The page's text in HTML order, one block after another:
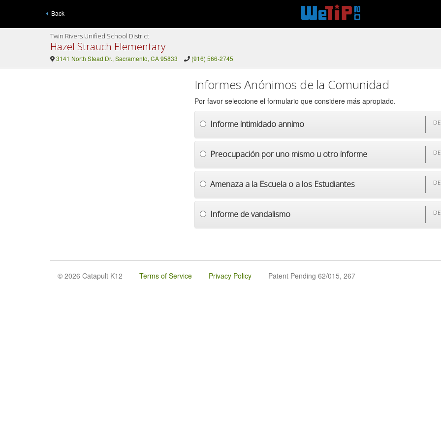
Back
Twin Rivers Unified School District
Hazel Strauch Elementary
3141 North Stead Dr., Sacramento, CA 95833 (916) 566-2745
Informes Anónimos de la Comunidad
Por favor seleccione el formulario que considere más apropiado.
Informe intimidado annimo
Preocupación por uno mismo u otro informe
Amenaza a la Escuela o a los Estudiantes
Informe de vandalismo
© 2026 Catapult K12 Terms of Service Privacy Policy Patent Pending 62/015, 267